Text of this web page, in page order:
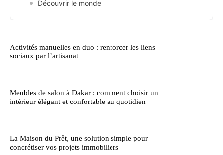
Découvrir le monde
Activités manuelles en duo : renforcer les liens
sociaux par l’artisanat
Meubles de salon à Dakar : comment choisir un
intérieur élégant et confortable au quotidien
La Maison du Prêt, une solution simple pour
concrétiser vos projets immobiliers